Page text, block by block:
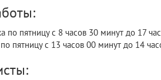
по пятницу с 8 часов 30 минут до 17
пятницу с 13 часов 00 минут до 14